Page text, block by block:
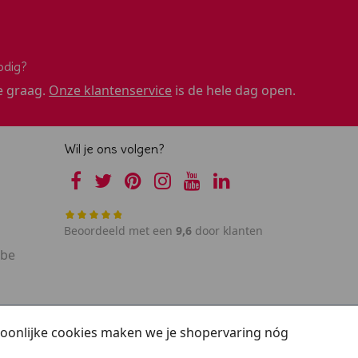
graag. Onze klantenservice is de hele dag open.
Wil je ons volgen?
Beoordeeld met een 9,6door klanten
cookies maken we je shopervaring nóg